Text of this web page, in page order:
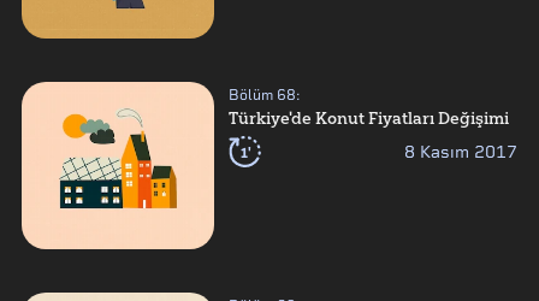
Bölüm 68:
Türkiye'de Konut Fiyatları Değişimi
1' 8 Kasım 2017